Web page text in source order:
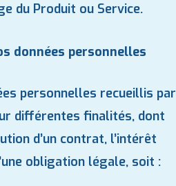
du Produit ou Service.
données personnelles
personnelles recueillis par
différentes finalités, dont
d’un contrat, l’intérêt
obligation légale, soit :